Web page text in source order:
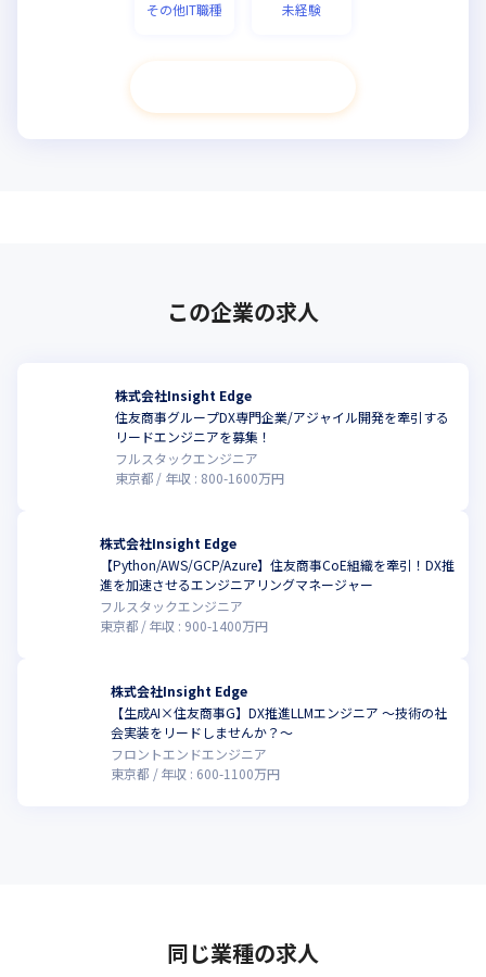
その他IT職種 未経験
この企業の求人
株式会社Insight Edge
住友商事グループDX専門企業/アジャイル開発を牽引する
リードエンジニアを募集！
フルスタックエンジニア
東京都
年収 : 800-1600万円
株式会社Insight Edge
【Python/AWS/GCP/Azure】住友商事CoE組織を牽引！DX推
進を加速させるエンジニアリングマネージャー
フルスタックエンジニア
東京都
年収 : 900-1400万円
株式会社Insight Edge
【生成AI×住友商事G】DX推進LLMエンジニア 〜技術の社
会実装をリードしませんか？〜
フロントエンドエンジニア
東京都
年収 : 600-1100万円
同じ業種の求人